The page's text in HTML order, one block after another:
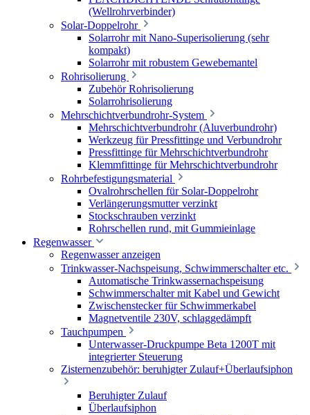
(Wellrohrverbinder)
Solar-Doppelrohr
Solarrohr mit Nano-Superisolierung (sehr
kompakt)
Solarrohr mit robustem Gewebemantel
Rohrisolierung
Zubehör Rohrisolierung
Solarrohrisolierung
Mehrschichtverbundrohr-System
Mehrschichtverbundrohr (Aluverbundrohr)
Werkzeug für Pressfittinge und Verbundrohr
Pressfittinge für Mehrschichtverbundrohr
Klemmfittinge für Mehrschichtverbundrohr
Rohrbefestigungsmaterial
Ovalrohrschellen für Solar-Doppelrohr
Verlängerungsmutter verzinkt
Stockschrauben verzinkt
Rohrschellen rund, mit Gummieinlage
Regenwasser
Regenwasser anzeigen
Trinkwasser-Nachspeisung, Schwimmerschalter etc.
Automatische Trinkwassernachspeisung
Schwimmerschalter mit Kabel und Gewicht
Zwischenstecker für Schwimmerkabel
Magnetventile 230V, schlaggedämpft
Tauchpumpen
Unterwasser-Druckpumpe Beta 1200T mit
integrierter Steuerung
Zisternenzubehör: beruhigter Zulauf+Überlaufsiphon
Beruhigter Zulauf
Überlaufsiphon